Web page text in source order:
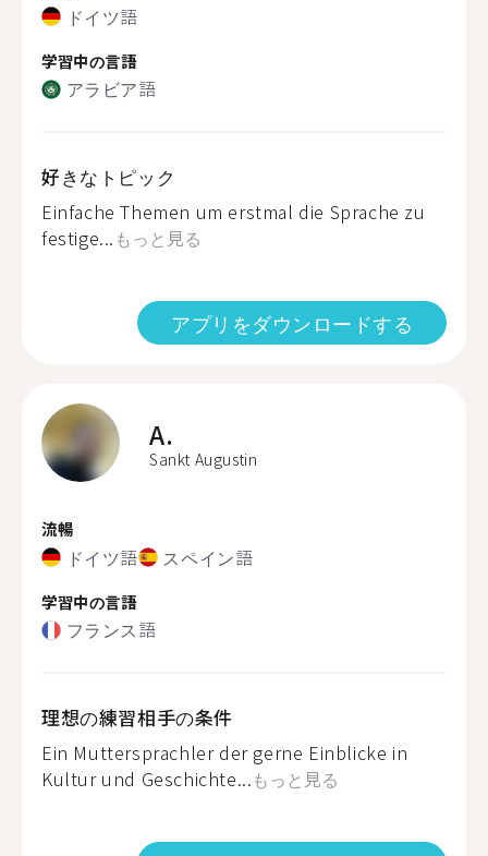
ドイツ語
学習中の言語
アラビア語
好きなトピック
Einfache Themen um erstmal die Sprache zu
festige... もっと見る
アプリをダウンロードする
A.
Sankt Augustin
流暢
ドイツ語 スペイン語
学習中の言語
フランス語
理想の練習相手の条件
Ein Muttersprachler der gerne Einblicke in
Kultur und Geschichte...もっと見る